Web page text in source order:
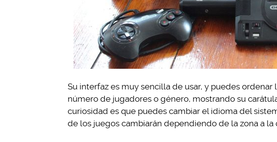
Su interfaz es muy sencilla de usar, y puedes
número de jugadores o género, mostrando su
curiosidad es que puedes cambiar el idioma del
de los juegos cambiarán dependiendo de la zona a la